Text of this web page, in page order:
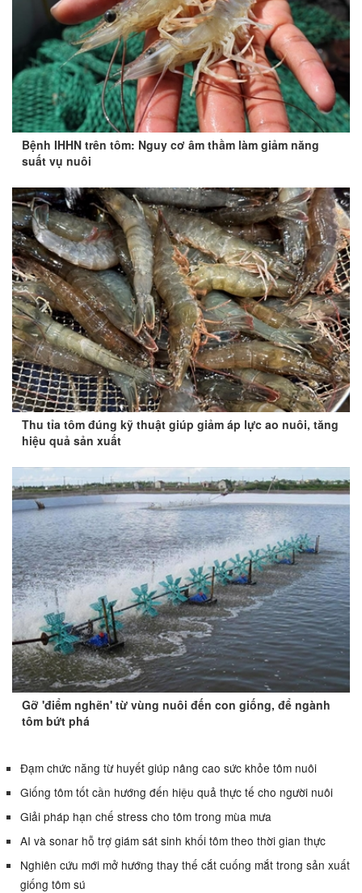
Bệnh IHHN trên tôm: Nguy cơ âm thầm làm giảm năng
suất vụ nuôi
Thu tỉa tôm đúng kỹ thuật giúp giảm áp lực ao nuôi, tăng
hiệu quả sản xuất
Gỡ 'điểm nghẽn' từ vùng nuôi đến con giống, để ngành
tôm bứt phá
Đạm chức năng từ huyết giúp nâng cao sức khỏe tôm nuôi
Giống tôm tốt cần hướng đến hiệu quả thực tế cho người nuôi
Giải pháp hạn chế stress cho tôm trong mùa mưa
AI và sonar hỗ trợ giám sát sinh khối tôm theo thời gian thực
Nghiên cứu mới mở hướng thay thế cắt cuống mắt trong sản xuất
giống tôm sú